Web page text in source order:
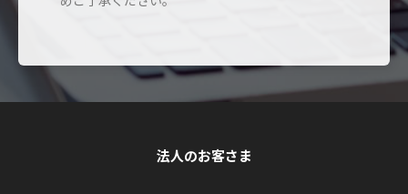
法人のお客さま